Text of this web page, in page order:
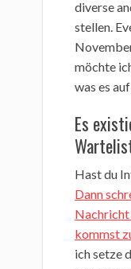
diverse
stellen.
möchte
was es
Es
Hast du
Dann
Nachricht
kommst
ich setze